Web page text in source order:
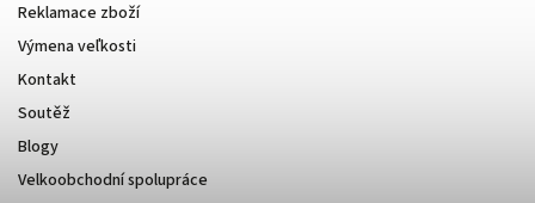
Reklamace zboží
Výmena veľkosti
Kontakt
Soutěž
Blogy
Velkoobchodní spolupráce